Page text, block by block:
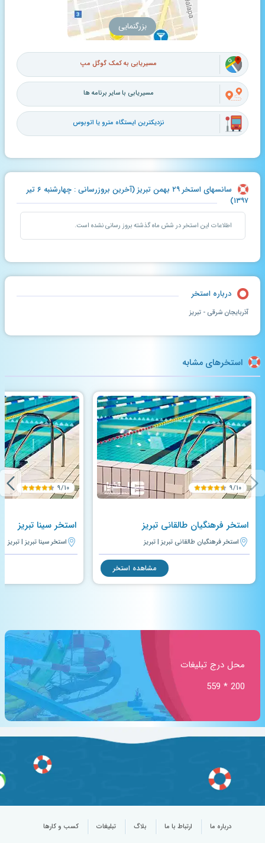
بزرگنمایی
مسیریابی به کمک گوگل مپ
مسیریابی با سایر برنامه ها
نزدیکترین ایستگاه مترو یا اتوبوس
سانسهای استخر ۲۹ بهمن تبریز (آخرین بروزرسانی : چهارشنبه ۶ تیر
۱۳۹۷)
اطلاعات این استخر در شش ماه گذشته بروز رسانی نشده است.
درباره استخر
آذربایجان شرقی - تبریز
استخرهای مشابه
۹/۱۰
استخر فرهنگیان طالقانی تبریز
استخر فرهنگیان طالقانی تبریز | تبریز
مشاهده استخر
۹/۱۰
استخر سینا تبریز
استخر سینا تبریز | تبریز
محل درج تبلیغات
200 * 559
درباره ما ارتباط با ما بلاگ تبلیغات کسب و کارها